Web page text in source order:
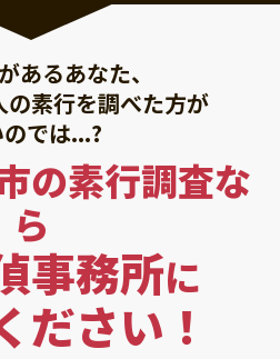
あるあなた、
素行を調べた方が
では...?
の素行調査な
ら
事務所に
ださい！